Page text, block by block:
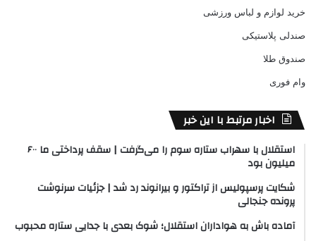
خرید لوازم و لباس ورزشی
صندلی پلاستیکی
صندوق طلا
وام فوری
اخبار مرتبط با این خبر
استقلال با سهراب ستاره سوم را می‌گرفت | سقف پرداختی ما ۶۰۰
میلیون بود
شکایت پرسپولیس از تراکتور و بیرانوند رد شد | جزئیات سرنوشت
پرونده جنجالی
آماده باش به هواداران استقلال؛ شوک بعدی با جدایی ستاره محبوب